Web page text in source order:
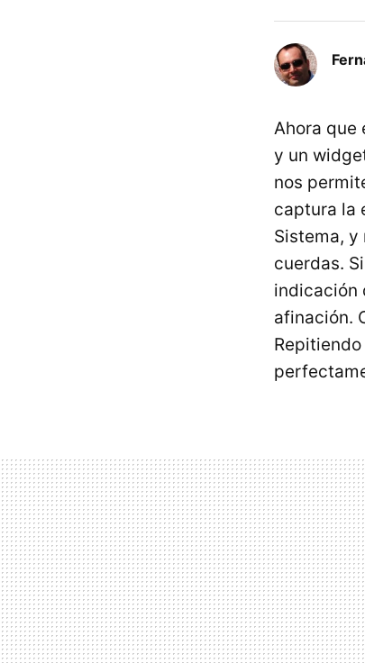
Ahora que
y un
nos
captura la
Sistema, y
cuerdas.
indicación
afinación.